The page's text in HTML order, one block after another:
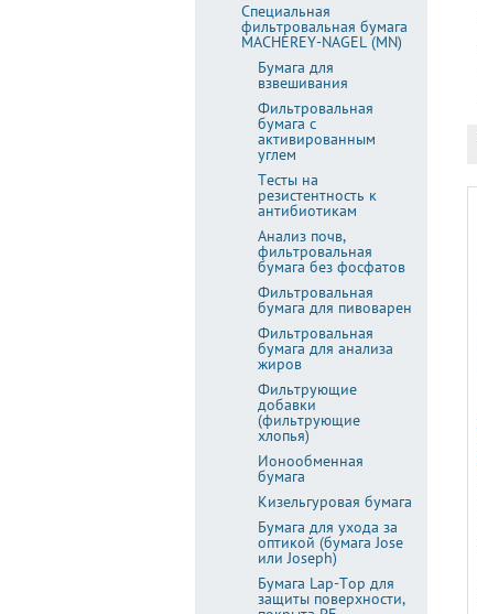
Специальная
фильтровальная бумага
MACHEREY-NAGEL (MN)
Бумага для
взвешивания
Фильтровальная
бумага с
активированным
углем
Тесты на
резистентность к
антибиотикам
Анализ почв,
фильтровальная
бумага без фосфатов
Фильтровальная
бумага для пивоварен
Фильтровальная
бумага для анализа
жиров
Фильтрующие
добавки
(фильтрующие
хлопья)
Ионообменная
бумага
Кизельгуровая бумага
Бумага для ухода за
оптикой (бумага Jose
или Joseph)
Бумага Lap-Top для
защиты поверхности,